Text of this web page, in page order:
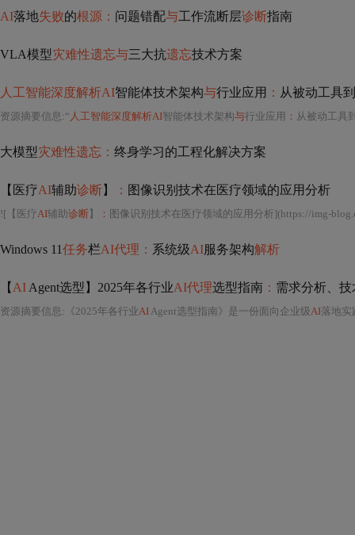
AI落地失败的根源： 问题错配与工作流断层诊断指南
VLA模型灾难性遗忘与三大抗遗忘技术方案
人工智能深度解析AI智能体技术架构与行业应用 ： 从被动工具
资源摘要信息:“ 人工智能深度解析AI智能体技术架构与行业应用 ： 从被动工具
大模型灾难性遗忘： 终身学习的工程化解决方案
【医疗AI辅助诊断】 ： 图像识别技术在医疗领域的应用分析
![【医疗AI辅助诊断】 ： 图像识别技术在医疗领域的应用分析](https://img-blog.csdnimg.cn/
Windows 11任务栏AI代理： 系统级AI服务架构解析
【 AI Agent选型】2025年各行业AI代理选型指南 ： 需求分析、技
资源摘要信息: 《2025年各行业AI Agent选型指南》是一份面向企业级AI落地实